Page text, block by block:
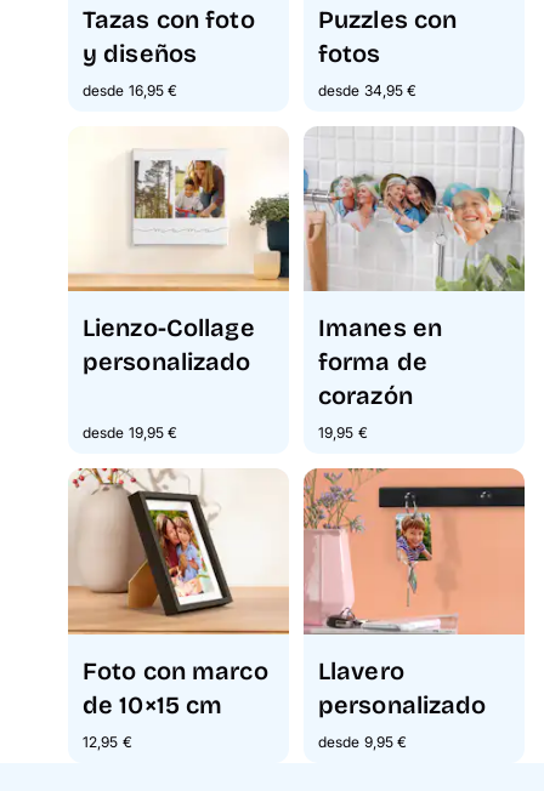
Tazas con foto
y diseños
desde 16,95 €
Puzzles con
fotos
desde 34,95 €
Lienzo-Collage
personalizado
desde 19,95 €
Imanes en
forma de
corazón
19,95 €
Foto con marco
de 10×15 cm
12,95 €
Llavero
personalizado
desde 9,95 €